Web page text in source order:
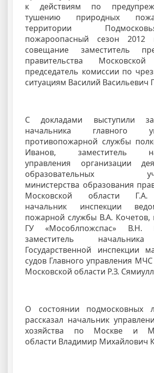
к действиям по
тушению природных
территории
пожароопасный сезон 2012
совещание заместитель
правительства
председатель комиссии по
ситуациям Василий Васильевич
С докладами выступили
начальника главного
противопожарной службы
Иванов, заместитель
управления организации
образовательных
министерства образования
Московской области
начальник инспекции
пожарной службы В.А. Кочетов,
ГУ «Мособлпожспас» В.Н.
заместитель
Государственной инспекции
судов Главного управления
Московской области Р.З.
О состоянии подмосковных
рассказал начальник
хозяйства по Москве и
области Владимир Михайлович